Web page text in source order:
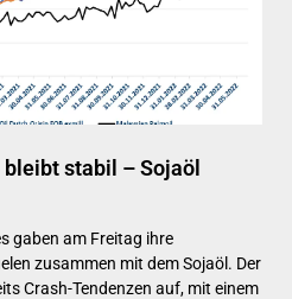
stabil – Sojaöl
gaben am Freitag ihre
zusammen mit dem Sojaöl. Der
Crash-Tendenzen auf, mit einem